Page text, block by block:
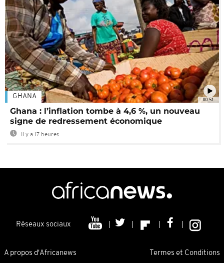
00:51
GHANA
Ghana : l’inflation tombe à 4,6 %, un nouveau
signe de redressement économique
Il y a 17 heures
Réseaux sociaux
A propos d'Africanews Termes et Conditions